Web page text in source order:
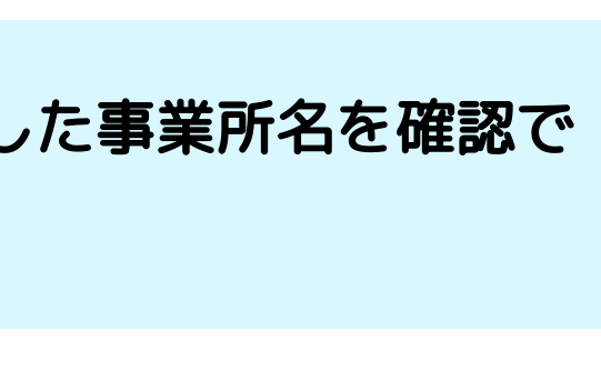
た事業所名を確認で